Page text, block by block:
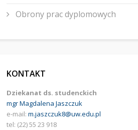
Obrony prac dyplomowych
KONTAKT
Dziekanat ds. studenckich
mgr Magdalena Jaszczuk
e-mail: m.jaszczuk8@uw.edu.pl
tel: (22) 55 23 918